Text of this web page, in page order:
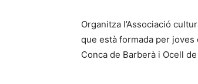
Organitza l’Associació
que està formada per joves
Conca de Barberà i Ocell